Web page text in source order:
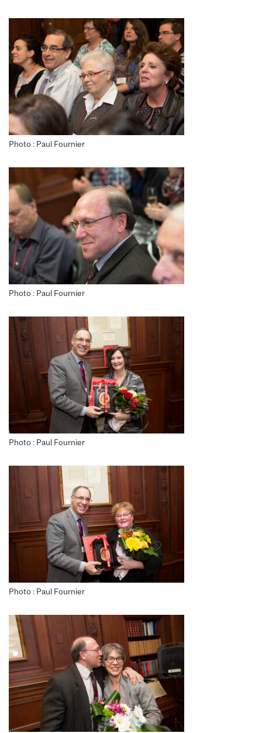
Photo : Paul Fournier
Photo : Paul Fournier
Photo : Paul Fournier
Photo : Paul Fournier